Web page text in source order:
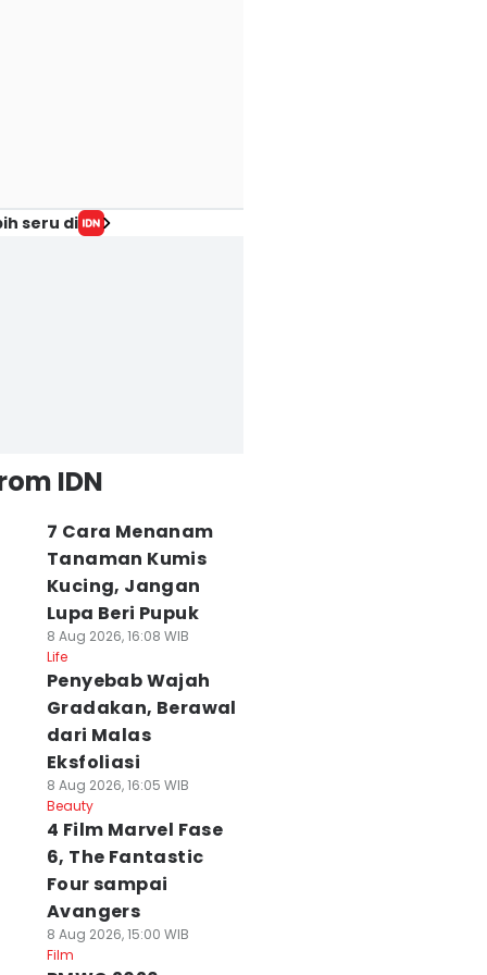
seru di
IDN
7 Cara Menanam
Tanaman Kumis
Kucing, Jangan
Lupa Beri Pupuk
8 Aug 2026, 16:08 WIB
Life
Penyebab Wajah
Gradakan, Berawal
dari Malas
Eksfoliasi
8 Aug 2026, 16:05 WIB
Beauty
4 Film Marvel Fase
6, The Fantastic
Four sampai
Avangers
8 Aug 2026, 15:00 WIB
Film